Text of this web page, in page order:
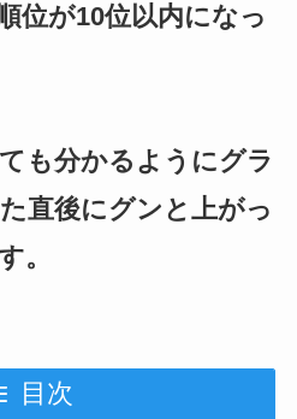
位が10位以内になっ
も分かるようにグラ
直後にグンと上がっ
。
目次